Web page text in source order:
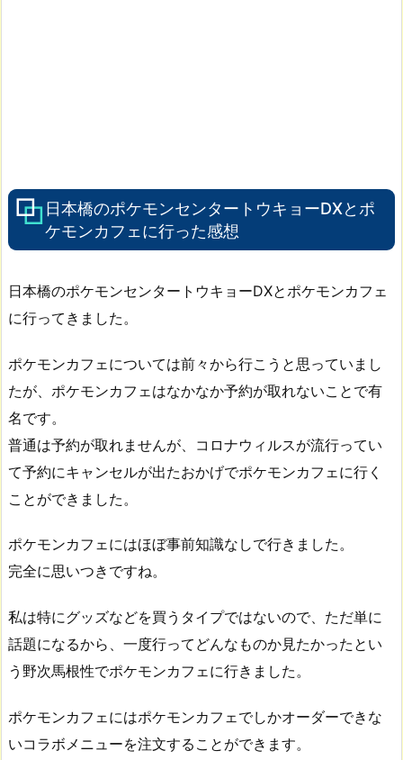
日本橋のポケモンセンタートウキョーDXとポ
ケモンカフェに行った感想
日本橋のポケモンセンタートウキョーDXとポケモンカフェ
に行ってきました。
ポケモンカフェについては前々から行こうと思っていまし
たが、ポケモンカフェはなかなか予約が取れないことで有
名です。
普通は予約が取れませんが、コロナウィルスが流行ってい
て予約にキャンセルが出たおかげでポケモンカフェに行く
ことができました。
ポケモンカフェにはほぼ事前知識なしで行きました。
完全に思いつきですね。
私は特にグッズなどを買うタイプではないので、ただ単に
話題になるから、一度行ってどんなものか見たかったとい
う野次馬根性でポケモンカフェに行きました。
ポケモンカフェにはポケモンカフェでしかオーダーできな
いコラボメニューを注文することができます。